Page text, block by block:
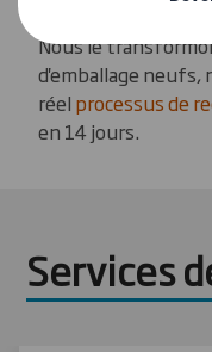
Nous le
d'emballage
réel processus de
en 14 jours.
Services